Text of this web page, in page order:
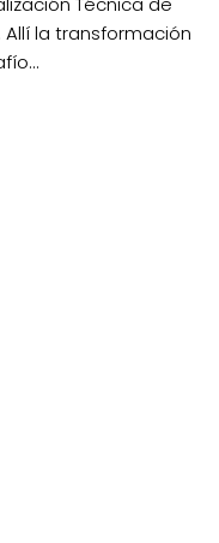
Allí la transformación